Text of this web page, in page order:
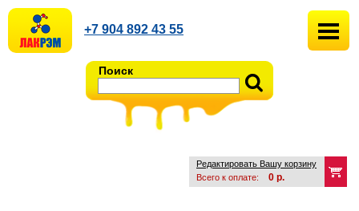
Поиск
+7 904 892 43 55
Редактировать Вашу корзину
Всего к оплате:
0 р.